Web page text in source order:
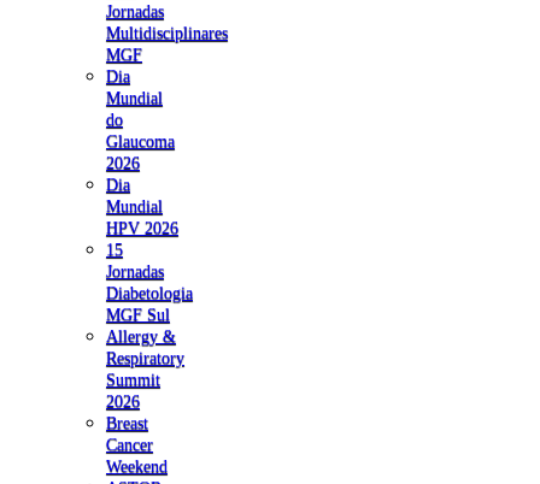
Jornadas
Multidisciplinares
MGF
Dia
Mundial
do
Glaucoma
2026
Dia
Mundial
HPV 2026
15
Jornadas
Diabetologia
MGF Sul
Allergy &
Respiratory
Summit
2026
Breast
Cancer
Weekend